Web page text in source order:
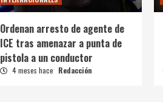
Ordenan arresto de agente de
ICE tras amenazar a punta de
pistola a un conductor
4 meses hace Redacción